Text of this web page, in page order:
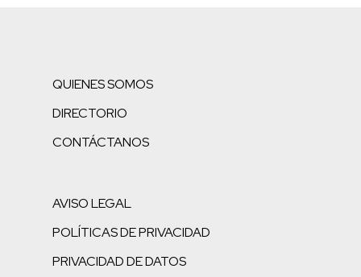
QUIENES SOMOS
DIRECTORIO
CONTÁCTANOS
AVISO LEGAL
POLÍTICAS DE PRIVACIDAD
PRIVACIDAD DE DATOS